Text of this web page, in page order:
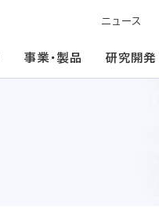
事業・製品 研究開発
ニュース